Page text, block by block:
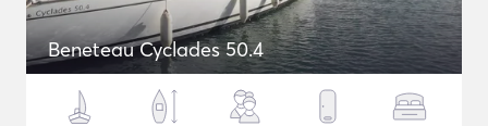
Beneteau Cyclades 50.4